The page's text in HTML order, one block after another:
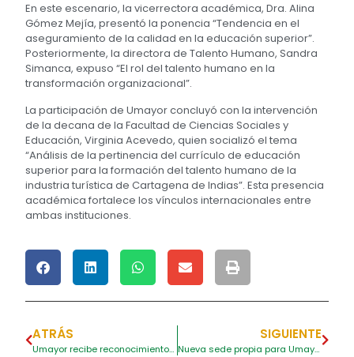
En este escenario, la vicerrectora académica, Dra. Alina
Gómez Mejía, presentó la ponencia “Tendencia en el
aseguramiento de la calidad en la educación superior”.
Posteriormente, la directora de Talento Humano, Sandra
Simanca, expuso “El rol del talento humano en la
transformación organizacional”.
La participación de Umayor concluyó con la intervención
de la decana de la Facultad de Ciencias Sociales y
Educación, Virginia Acevedo, quien socializó el tema
“Análisis de la pertinencia del currículo de educación
superior para la formación del talento humano de la
industria turística de Cartagena de Indias”. Esta presencia
académica fortalece los vínculos internacionales entre
ambas instituciones.
ATRÁS
Umayor recibe reconocimientos en el Congreso Internacional organizado por la Universidad Internacional Nueva Luz
SIGUIENTE
Nueva sede propia para Umayor gracias al apoyo del Ministerio de Educación Nacional